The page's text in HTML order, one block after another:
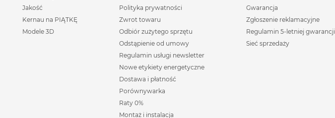
Jakość
Kernau na PIĄTKĘ
Modele 3D
Polityka prywatności
Zwrot towaru
Odbiór zużytego sprzętu
Odstąpienie od umowy
Regulamin usługi newsletter
Nowe etykiety energetyczne
Dostawa i płatność
Porównywarka
Raty 0%
Montaż i instalacja
Gwarancja
Zgłoszenie reklamacyjne
Regulamin 5-letniej gwarancji
Sieć sprzedaży